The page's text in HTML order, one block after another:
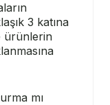
3 katına
ürünlerin
mı